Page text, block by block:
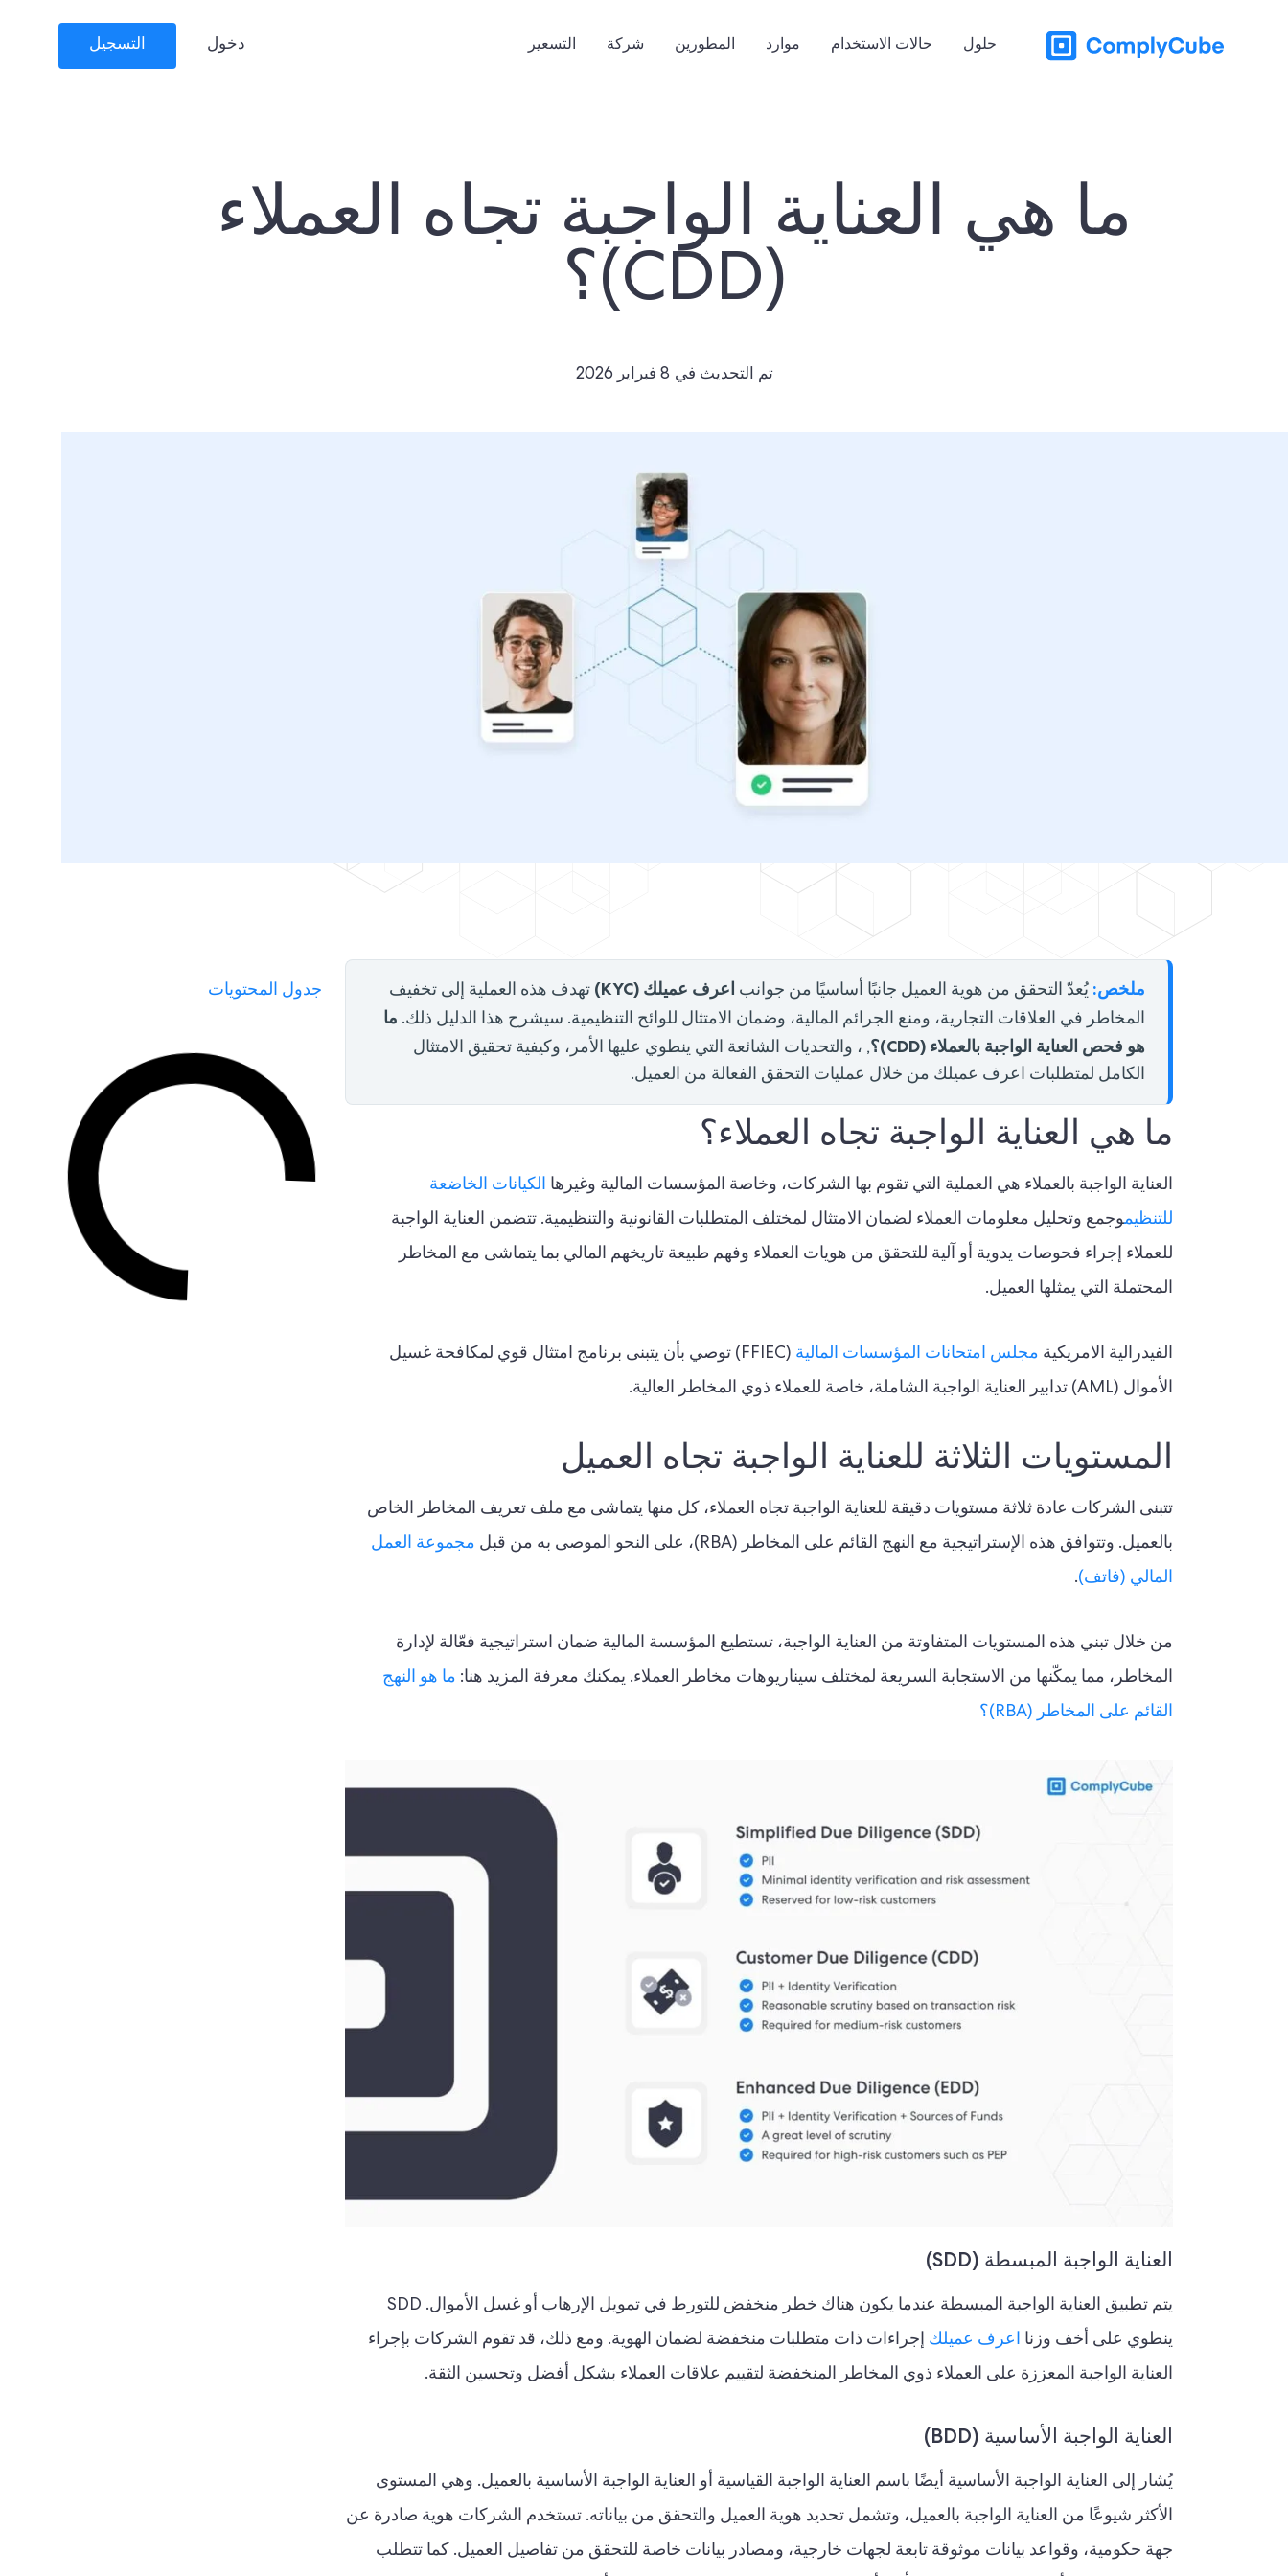
حلول حالات الاستخدام موارد المطورين شركة التسعير دخول التسجيل
ما هي العناية الواجبة تجاه العملاء
(CDD)؟
تم التحديث في 8 فبراير 2026
ملخص: يُعدّ التحقق من هوية العميل جانبًا أساسيًا من جوانب اعرف عميلك (KYC)
تهدف هذه العملية إلى تخفيف
المخاطر في العلاقات التجارية، ومنع الجرائم المالية، وضمان الامتثال للوائح التنظيمية. سيشرح هذا الدليل ذلك. ما
هو فحص العناية الواجبة بالعملاء (CDD)؟
, ، والتحديات الشائعة التي ينطوي عليها الأمر، وكيفية تحقيق الامتثال
الكامل لمتطلبات اعرف عميلك من خلال عمليات التحقق الفعالة من العميل.
ما هي العناية الواجبة تجاه العملاء؟
العناية الواجبة بالعملاء هي العملية التي تقوم بها الشركات، وخاصة المؤسسات المالية وغيرها الكيانات الخاضعة
للتنظيموجمع وتحليل معلومات العملاء لضمان الامتثال لمختلف المتطلبات القانونية والتنظيمية. تتضمن العناية الواجبة
للعملاء إجراء فحوصات يدوية أو آلية للتحقق من هويات العملاء وفهم طبيعة تاريخهم المالي بما يتماشى مع المخاطر
المحتملة التي يمثلها العميل.
الفيدرالية الامريكية مجلس امتحانات المؤسسات المالية
(FFIEC) توصي بأن يتبنى برنامج امتثال قوي لمكافحة غسيل
الأموال (AML) تدابير العناية الواجبة الشاملة، خاصة للعملاء ذوي المخاطر العالية.
المستويات الثلاثة للعناية الواجبة تجاه العميل
تتبنى الشركات عادة ثلاثة مستويات دقيقة للعناية الواجبة تجاه العملاء، كل منها يتماشى مع ملف تعريف المخاطر الخاص
بالعميل. وتتوافق هذه الإستراتيجية مع النهج القائم على المخاطر (RBA)، على النحو الموصى به من قبل
مجموعة العمل
المالي (فاتف).
من خلال تبني هذه المستويات المتفاوتة من العناية الواجبة، تستطيع المؤسسة المالية ضمان استراتيجية فعّالة لإدارة
المخاطر، مما يمكّنها من الاستجابة السريعة لمختلف سيناريوهات مخاطر العملاء. يمكنك معرفة المزيد هنا: ما هو النهج
القائم على المخاطر (RBA)؟
العناية الواجبة المبسطة (SDD)
يتم تطبيق العناية الواجبة المبسطة عندما يكون هناك خطر منخفض للتورط في تمويل الإرهاب أو غسل الأموال. SDD
ينطوي على أخف وزنا اعرف عميلك إجراءات ذات متطلبات منخفضة لضمان الهوية. ومع ذلك، قد تقوم الشركات بإجراء
العناية الواجبة المعززة على العملاء ذوي المخاطر المنخفضة لتقييم علاقات العملاء بشكل أفضل وتحسين الثقة.
العناية الواجبة الأساسية (BDD)
يُشار إلى العناية الواجبة الأساسية أيضًا باسم العناية الواجبة القياسية أو العناية الواجبة الأساسية بالعميل. وهي المستوى
الأكثر شيوعًا من العناية الواجبة بالعميل، وتشمل تحديد هوية العميل والتحقق من بياناته. تستخدم الشركات هوية صادرة عن
جهة حكومية، وقواعد بيانات موثوقة تابعة لجهات خارجية، ومصادر بيانات خاصة للتحقق من تفاصيل العميل. كما تتطلب
جدول المحتويات